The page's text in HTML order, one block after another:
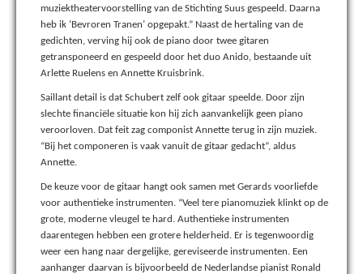
muziektheatervoorstelling van de Stichting Suus gespeeld. Daarna
heb ik ‘Bevroren Tranen’ opgepakt.” Naast de hertaling van de
gedichten, verving hij ook de piano door twee gitaren
getransponeerd en gespeeld door het duo Anido, bestaande uit
Arlette Ruelens en Annette Kruisbrink.
Saillant detail is dat Schubert zelf ook gitaar speelde. Door zijn
slechte financiële situatie kon hij zich aanvankelijk geen piano
veroorloven. Dat feit zag componist Annette terug in zijn muziek.
“Bij het componeren is vaak vanuit de gitaar gedacht”, aldus
Annette.
De keuze voor de gitaar hangt ook samen met Gerards voorliefde
voor authentieke instrumenten. “Veel tere pianomuziek klinkt op de
grote, moderne vleugel te hard. Authentieke instrumenten
daarentegen hebben een grotere helderheid. Er is tegenwoordig
weer een hang naar dergelijke, gereviseerde instrumenten. Een
aanhanger daarvan is bijvoorbeeld de Nederlandse pianist Ronald